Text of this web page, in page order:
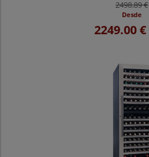
2498.89 €
Desde
2249.00 €